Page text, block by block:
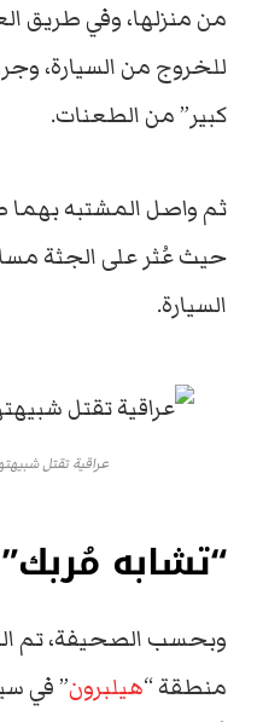
من منزلها، وفي طريق
للخروج من السيارة،
كبير” من الطعنات.
ثم واصل المشتبه بهما
السيارة.
عراقية تقتل
“تشابه مُربك”
وبحسب الصحيفة، تم
منطقة “هيلبرون” في